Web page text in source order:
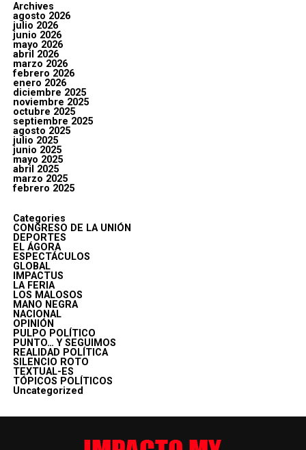
Archives
agosto 2026
julio 2026
junio 2026
mayo 2026
abril 2026
marzo 2026
febrero 2026
enero 2026
diciembre 2025
noviembre 2025
octubre 2025
septiembre 2025
agosto 2025
julio 2025
junio 2025
mayo 2025
abril 2025
marzo 2025
febrero 2025
Categories
CONGRESO DE LA UNIÓN
DEPORTES
EL ÁGORA
ESPECTÁCULOS
GLOBAL
IMPACTUS
LA FERIA
LOS MALOSOS
MANO NEGRA
NACIONAL
OPINIÓN
PULPO POLÍTICO
PUNTO… Y SEGUIMOS
REALIDAD POLÍTICA
SILENCIO ROTO
TEXTUAL-ES
TÓPICOS POLÍTICOS
Uncategorized